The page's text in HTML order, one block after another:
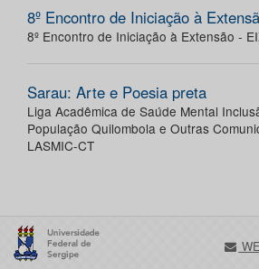
8º Encontro de Iniciação à
8º Encontro de Iniciação à Extensão -
Sarau: Arte e Poesia preta
Liga Acadêmica de Saúde Mental
População Quilombola e Outras
LASMIC-CT